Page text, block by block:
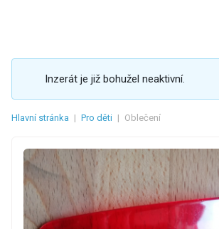
Inzerát je již bohužel neaktivní.
Hlavní stránka | Pro děti | Oblečení